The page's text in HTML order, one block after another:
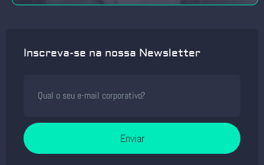
Inscreva-se na nossa Newsletter
Enviar